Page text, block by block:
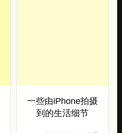
一些由iPhone拍摄
到的生活细节